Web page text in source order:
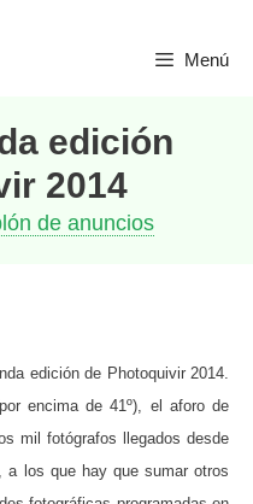
Menú
edición
2014
de anuncios
edición de Photoquivir 2014.
encima de 41º), el aforo de
mil fotógrafos llegados desde
a los que hay que sumar otros